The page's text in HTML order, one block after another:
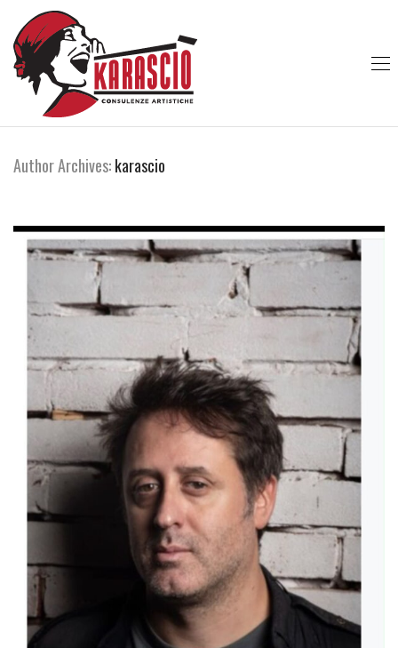
Author Archives:karascio